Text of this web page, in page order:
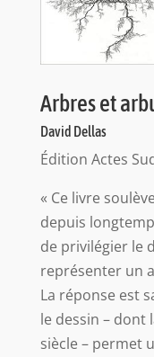
Arbres et
David Dellas
Édition Actes
« Ce livre
depuis
de privilégier le
représenter un
La réponse est
le dessin – dont
siècle – permet